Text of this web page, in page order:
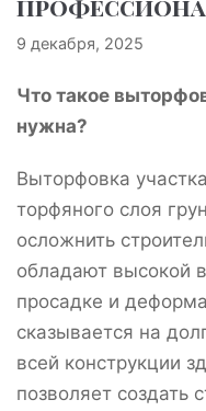
9 декабря, 2025
Что такое
нужна?
Выторфовка
торфяного слоя
осложнить
обладают высокой
просадке и
сказывается на
всей конструкции
позволяет создать